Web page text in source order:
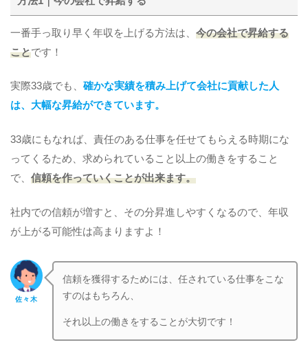
一番手っ取り早く年収を上げる方法は、 今の会社で昇給する
ことです！
実際33歳でも、 確かな実績を積み上げて会社に貢献した人
は、大幅な昇給ができています。
33歳にもなれば、責任のある仕事を任せてもらえる時期にな
ってくるため、求められていること以上の働きをすること
で、 信頼を作っていくことが出来ます。
社内での信頼が増すと、その分昇進しやすくなるので、年収
が上がる可能性は高まりますよ！
佐々木
信頼を獲得するためには、任されている仕事をこな
すのはもちろん、
それ以上の働きをすることが大切です！